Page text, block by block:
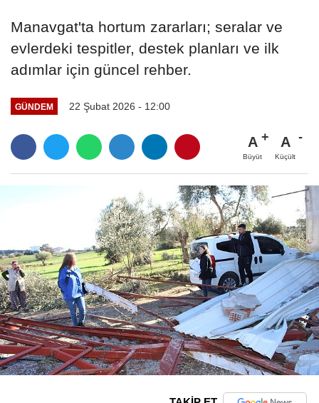
Manavgat'ta hortum zararları; seralar ve
evlerdeki tespitler, destek planları ve ilk
adımlar için güncel rehber.
GÜNDEM 22 Şubat 2026 - 12:00
A
Büyüt
A
Küçült